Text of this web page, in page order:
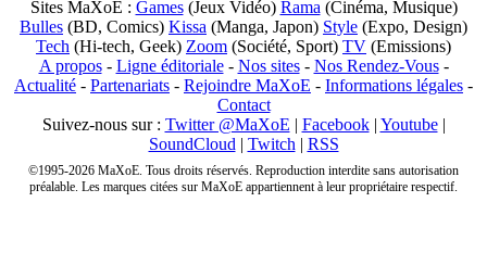
Sites MaXoE : Games(Jeux Vidéo) Rama (Cinéma, Musique)
Bulles (BD, Comics) Kissa (Manga, Japon) Style (Expo, Design)
Tech (Hi-tech, Geek) Zoom (Société, Sport) TV (Emissions)
A propos- Ligne éditoriale- Nos sites- Nos Rendez-Vous-
Actualité - Partenariats - Rejoindre MaXoE - Informations légales -
Contact
Suivez-nous sur : Twitter @MaXoE | Facebook| Youtube|
SoundCloud | Twitch | RSS
©1995-2026 MaXoE. Tous droits réservés. Reproduction interdite sans autorisation
préalable. Les marques citées sur MaXoE appartiennent à leur propriétaire respectif.